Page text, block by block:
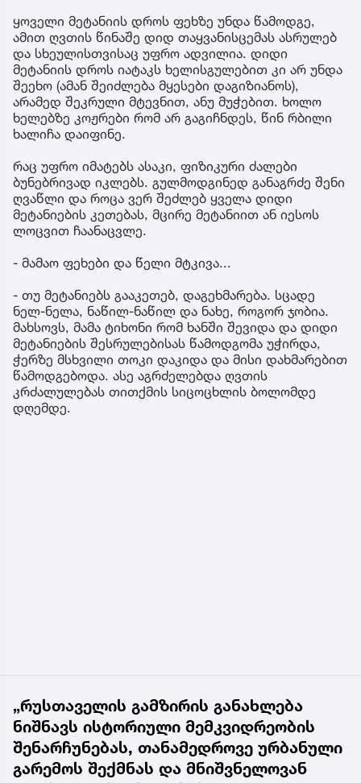
ყოველი მეტანიის დროს ფეხზე უნდა წამოდგე,
ამით ღვთის წინაშე დიდ თაყვანისცემას ასრულებ
და სხეულისთვისაც უფრო ადვილია. დიდი
მეტანიის დროს იატაკს ხელისგულებით კი არ უნდა
შეეხო (ამან შეიძლება მყესები დაგიზიანოს),
არამედ შეკრული მტევნით, ანუ მუჭებით. ხოლო
ხელებზე კოჟრები რომ არ გაგიჩნდეს, წინ რბილი
ხალიჩა დაიფინე.
რაც უფრო იმატებს ასაკი, ფიზიკური ძალები
ბუნებრივად იკლებს. გულმოდგინედ განაგრძე შენი
ღვაწლი და როცა ვერ შეძლებ ყველა დიდი
მეტანიების კეთებას, მცირე მეტანიით ან იესოს
ლოცვით ჩაანაცვლე.
- მამაო ფეხები და წელი მტკივა...
- თუ მეტანიებს გააკეთებ, დაგეხმარება. სცადე
ნელ-ნელა, ნაწილ-ნაწილ და ნახე, როგორ ჯობია.
მახსოვს, მამა ტიხონი რომ ხანში შევიდა და დიდი
მეტანიების შესრულებისას წამოდგომა უჭირდა,
ჭერზე მსხვილი თოკი დაკიდა და მისი დახმარებით
წამოდგებოდა. ასე აგრძელებდა ღვთის
კრძალულებას თითქმის სიცოცხლის ბოლომდე
დღემდე.
„რუსთაველის გამზირის განახლება
ნიშნავს ისტორიული მემკვიდრეობის
შენარჩუნებას, თანამედროვე ურბანული
გარემოს შექმნას და მნიშვნელოვან